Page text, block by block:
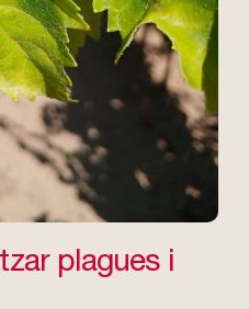
plagues i